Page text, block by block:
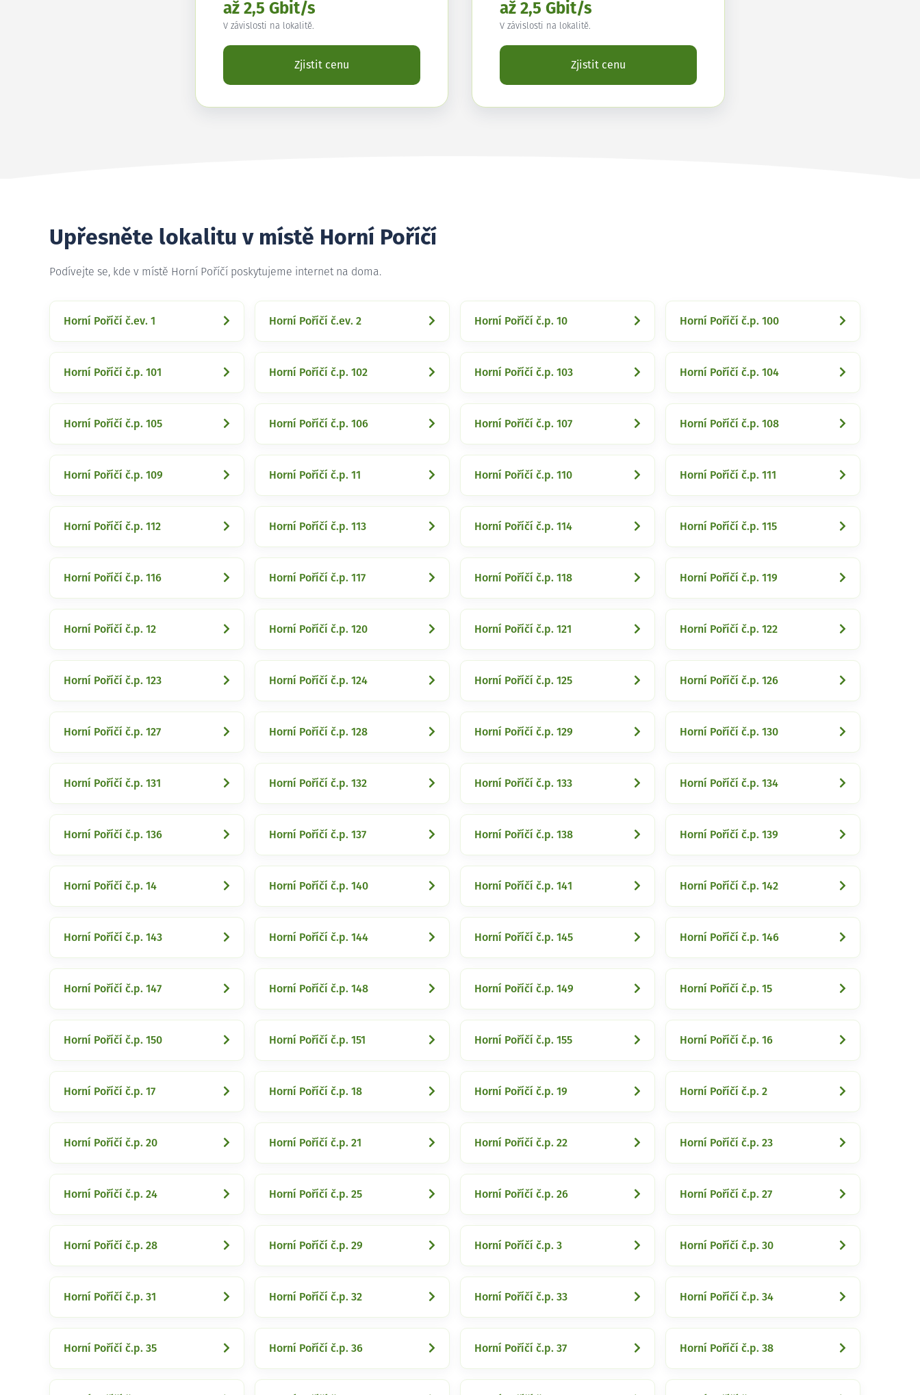
až 2,5 Gbit/s
V závislosti na lokalitě.
Zjistit cenu
až 2,5 Gbit/s
V závislosti na lokalitě.
Zjistit cenu
Upřesněte lokalitu v místě Horní Poříčí
Podívejte se, kde v místě Horní Poříčí poskytujeme internet na doma.
Horní Poříčí č.ev. 1 Horní Poříčí č.ev. 2 Horní Poříčí č.p. 10 Horní Poříčí č.p. 100
Horní Poříčí č.p. 101 Horní Poříčí č.p. 102 Horní Poříčí č.p. 103 Horní Poříčí č.p. 104
Horní Poříčí č.p. 105 Horní Poříčí č.p. 106 Horní Poříčí č.p. 107 Horní Poříčí č.p. 108
Horní Poříčí č.p. 109 Horní Poříčí č.p. 11 Horní Poříčí č.p. 110 Horní Poříčí č.p. 111
Horní Poříčí č.p. 112 Horní Poříčí č.p. 113 Horní Poříčí č.p. 114 Horní Poříčí č.p. 115
Horní Poříčí č.p. 116 Horní Poříčí č.p. 117 Horní Poříčí č.p. 118 Horní Poříčí č.p. 119
Horní Poříčí č.p. 12 Horní Poříčí č.p. 120 Horní Poříčí č.p. 121 Horní Poříčí č.p. 122
Horní Poříčí č.p. 123 Horní Poříčí č.p. 124 Horní Poříčí č.p. 125 Horní Poříčí č.p. 126
Horní Poříčí č.p. 127 Horní Poříčí č.p. 128 Horní Poříčí č.p. 129 Horní Poříčí č.p. 130
Horní Poříčí č.p. 131 Horní Poříčí č.p. 132 Horní Poříčí č.p. 133 Horní Poříčí č.p. 134
Horní Poříčí č.p. 136 Horní Poříčí č.p. 137 Horní Poříčí č.p. 138 Horní Poříčí č.p. 139
Horní Poříčí č.p. 14 Horní Poříčí č.p. 140 Horní Poříčí č.p. 141 Horní Poříčí č.p. 142
Horní Poříčí č.p. 143 Horní Poříčí č.p. 144 Horní Poříčí č.p. 145 Horní Poříčí č.p. 146
Horní Poříčí č.p. 147 Horní Poříčí č.p. 148 Horní Poříčí č.p. 149 Horní Poříčí č.p. 15
Horní Poříčí č.p. 150 Horní Poříčí č.p. 151 Horní Poříčí č.p. 155 Horní Poříčí č.p. 16
Horní Poříčí č.p. 17 Horní Poříčí č.p. 18 Horní Poříčí č.p. 19 Horní Poříčí č.p. 2
Horní Poříčí č.p. 20 Horní Poříčí č.p. 21 Horní Poříčí č.p. 22 Horní Poříčí č.p. 23
Horní Poříčí č.p. 24 Horní Poříčí č.p. 25 Horní Poříčí č.p. 26 Horní Poříčí č.p. 27
Horní Poříčí č.p. 28 Horní Poříčí č.p. 29 Horní Poříčí č.p. 3 Horní Poříčí č.p. 30
Horní Poříčí č.p. 31 Horní Poříčí č.p. 32 Horní Poříčí č.p. 33 Horní Poříčí č.p. 34
Horní Poříčí č.p. 35 Horní Poříčí č.p. 36 Horní Poříčí č.p. 37 Horní Poříčí č.p. 38